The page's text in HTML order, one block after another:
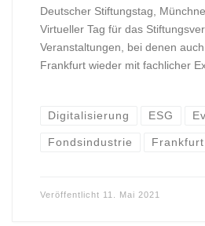
Deutscher Stiftungstag,
Virtueller Tag für das
Veranstaltungen, bei denen
Frankfurt wieder mit fachlicher
Digitalisierung ESG
Fondsindustrie Frankfurt
Veröffentlicht 11. Mai 2021